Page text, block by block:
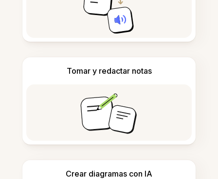
Tomar y redactar notas
Crear diagramas con IA